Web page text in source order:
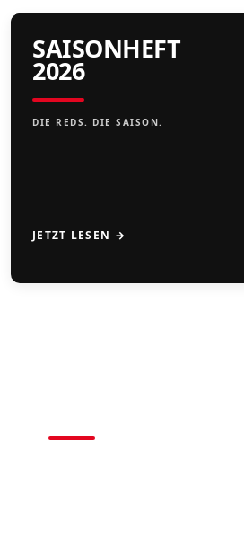
SAISONHEFT
2026
DIE REDS. DIE SAISON.
JETZT LESEN →